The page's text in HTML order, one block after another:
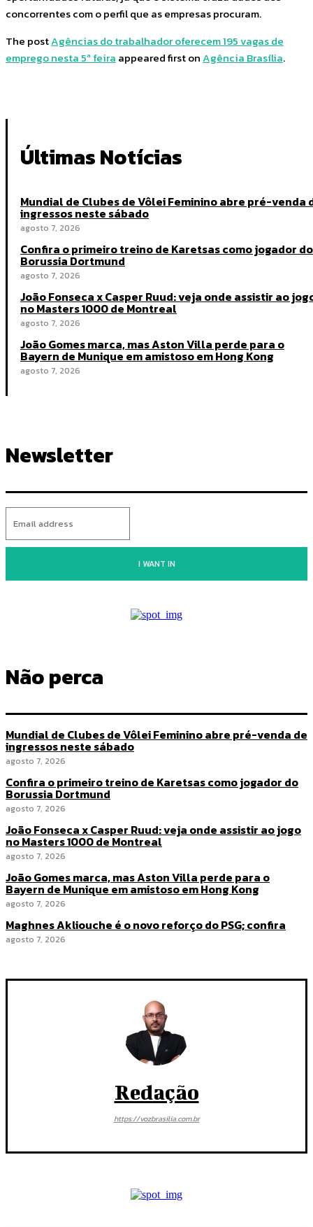
concorrentes com o perfil que as empresas procuram.
The postAgências do trabalhador oferecem 195 vagas de
emprego nesta 5ª feira appeared first onAgência Brasília.
Últimas Notícias
Mundial de Clubes de Vôlei Feminino abre pré-venda
ingressos neste sábado
agosto 7, 2026
Confira o primeiro treino de Karetsas como jogador do
Borussia Dortmund
agosto 7, 2026
João Fonseca x Casper Ruud: veja onde assistir ao
no Masters 1000 de Montreal
agosto 7, 2026
João Gomes marca, mas Aston Villa perde para o
Bayern de Munique em amistoso em Hong Kong
agosto 7, 2026
Newsletter
I WANT IN
Não perca
Mundial de Clubes de Vôlei Feminino abre pré-venda de
ingressos neste sábado
agosto 7, 2026
Confira o primeiro treino de Karetsas como jogador do
Borussia Dortmund
agosto 7, 2026
João Fonseca x Casper Ruud: veja onde assistir ao jogo
no Masters 1000 de Montreal
agosto 7, 2026
João Gomes marca, mas Aston Villa perde para o
Bayern de Munique em amistoso em Hong Kong
agosto 7, 2026
Maghnes Akliouche é o novo reforço do PSG; confira
agosto 7, 2026
Redação
https://vozbrasilia.com.br